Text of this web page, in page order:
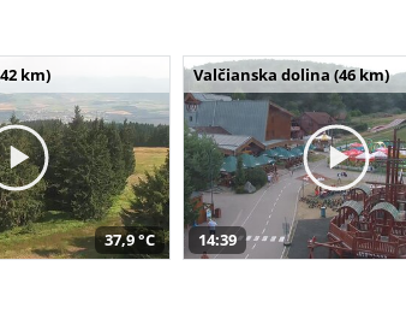
km)
37,9 °C
Valčianska dolina (46 km)
14:39